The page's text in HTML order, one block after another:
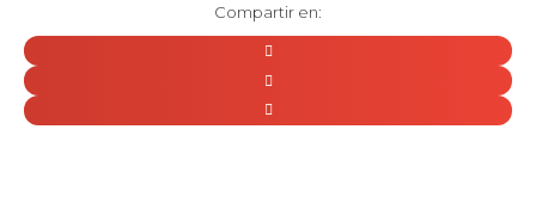
Compartir en: